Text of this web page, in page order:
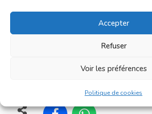
Accepter
Refuser
Voir les préférences
Politique de cookies
C'est un [...]
En savoir plus